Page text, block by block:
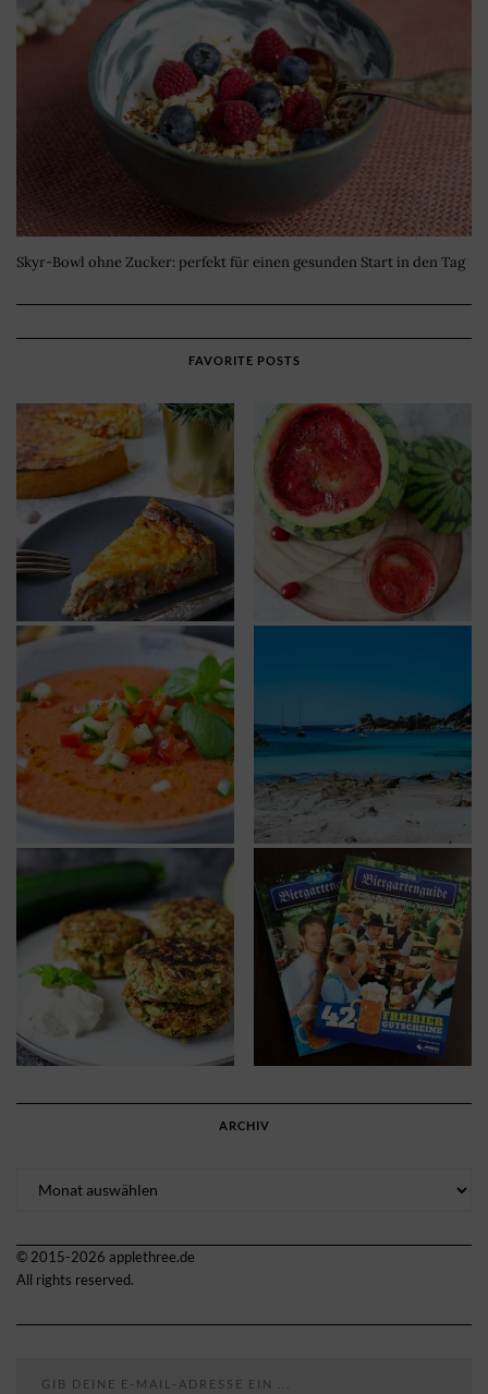
Skyr-Bowl ohne Zucker: perfekt für einen gesunden Start in den Tag
FAVORITE POSTS
ARCHIV
© 2015-2026 applethree.de
All rights reserved.